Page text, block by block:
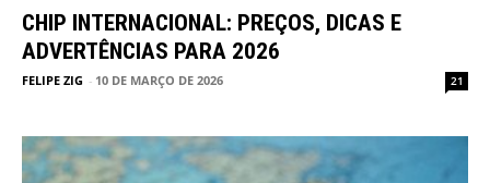
CHIP INTERNACIONAL: PREÇOS, DICAS E
ADVERTÊNCIAS PARA 2026
FELIPE ZIG - 10 DE MARÇO DE 2026 21